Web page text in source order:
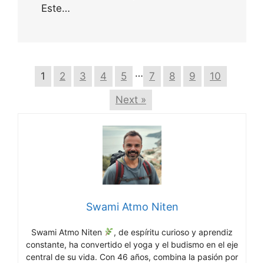
Este…
1 2 3 4 5 … 7 8 9
10
Next »
Swami Atmo Niten
Swami Atmo Niten
, de espíritu curioso y aprendiz
constante, ha convertido el yoga y el budismo en el eje
central de su vida. Con 46 años, combina la pasión por